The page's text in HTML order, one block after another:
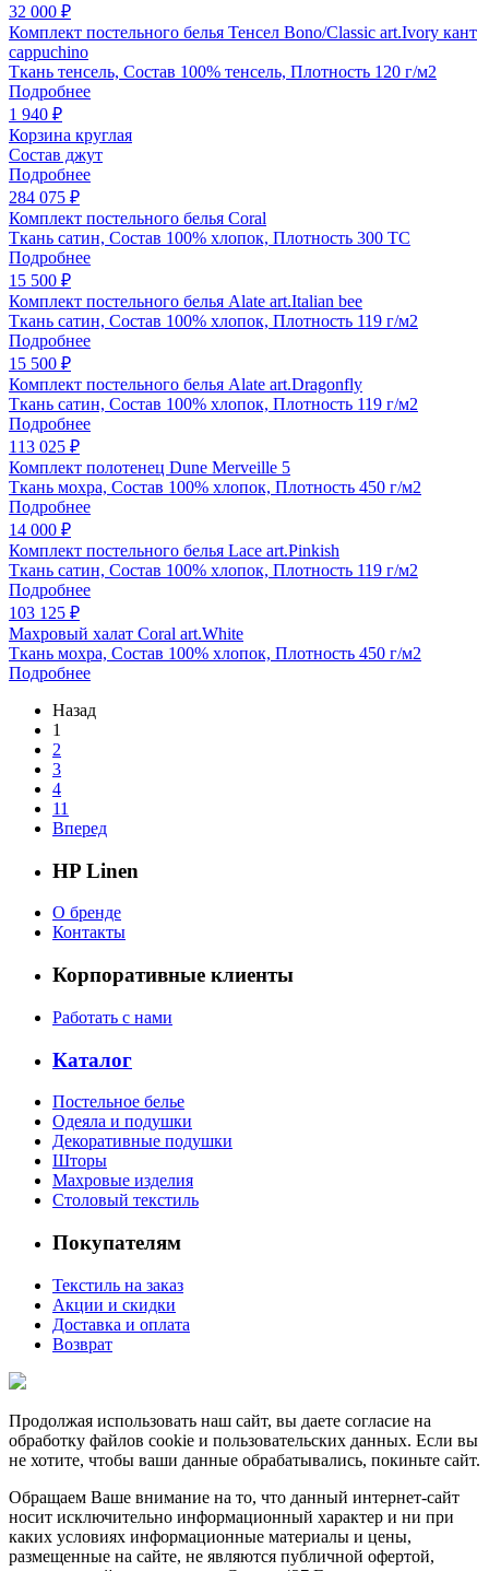
32 000 ₽
Комплект постельного белья Тенсел Bono/Classic art.Ivory кант
cappuchino
Ткань тенсель, Состав 100% тенсель, Плотность 120 г/м2
Подробнее
1 940 ₽
Корзина круглая
Состав джут
Подробнее
284 075 ₽
Комплект постельного белья Coral
Ткань сатин, Состав 100% хлопок, Плотность 300 ТС
Подробнее
15 500 ₽
Комплект постельного белья Alate art.Italian bee
Ткань сатин, Состав 100% хлопок, Плотность 119 г/м2
Подробнее
15 500 ₽
Комплект постельного белья Alate art.Dragonfly
Ткань сатин, Состав 100% хлопок, Плотность 119 г/м2
Подробнее
113 025 ₽
Комплект полотенец Dune Merveille 5
Ткань мохра, Состав 100% хлопок, Плотность 450 г/м2
Подробнее
14 000 ₽
Комплект постельного белья Lace art.Pinkish
Ткань сатин, Состав 100% хлопок, Плотность 119 г/м2
Подробнее
103 125 ₽
Махровый халат Coral art.White
Ткань мохра, Состав 100% хлопок, Плотность 450 г/м2
Подробнее
Назад
1
2
3
4
11
Вперед
HP Linen
О бренде
Контакты
Корпоративные клиенты
Работать с нами
Каталог
Постельное белье
Одеяла и подушки
Декоративные подушки
Шторы
Махровые изделия
Столовый текстиль
Покупателям
Текстиль на заказ
Акции и скидки
Доставка и оплата
Возврат
Продолжая использовать наш сайт, вы даете согласие на
обработку файлов cookie и пользовательских данных. Если вы
не хотите, чтобы ваши данные обрабатывались, покиньте сайт.
Обращаем Ваше внимание на то, что данный интернет-сайт
носит исключительно информационный характер и ни при
каких условиях информационные материалы и цены,
размещенные на сайте, не являются публичной офертой,